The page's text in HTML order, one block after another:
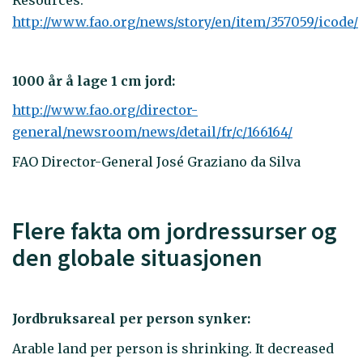
http://www.fao.org/news/story/en/item/357059/icode/
1000 år å lage 1 cm jord:
http://www.fao.org/director-
general/newsroom/news/detail/fr/c/166164/
FAO Director-General José Graziano da Silva
Flere fakta om jordressurser og
den globale situasjonen
Jordbruksareal per person synker:
Arable land per person is shrinking. It decreased